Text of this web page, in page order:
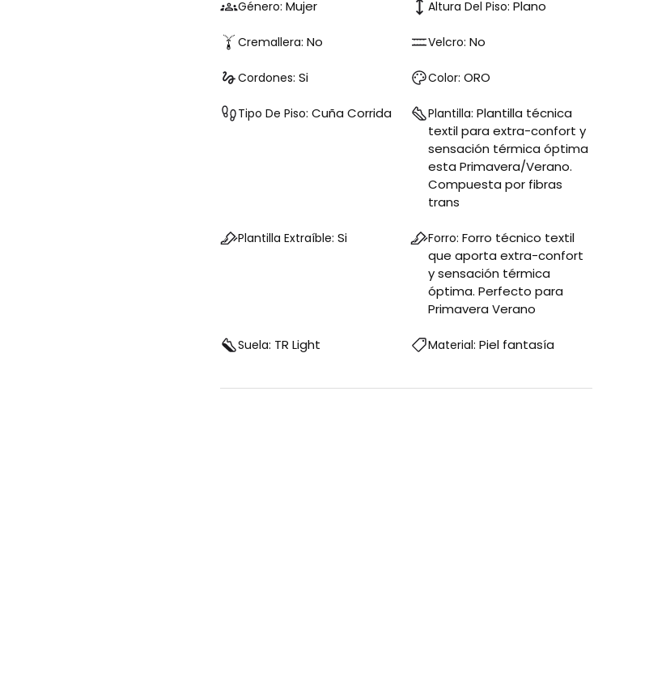
Género: Mujer Altura Del Piso: Plano
Cremallera: No Velcro: No
Cordones: Si Color: ORO
Tipo De Piso: Cuña Corrida Plantilla: Plantilla técnica
textil para extra-confort y
sensación térmica óptima
esta Primavera/Verano.
Compuesta por fibras
trans
Plantilla Extraíble: Si Forro: Forro técnico textil
que aporta extra-confort
y sensación térmica
óptima. Perfecto para
Primavera Verano
Suela: TR Light Material: Piel fantasía